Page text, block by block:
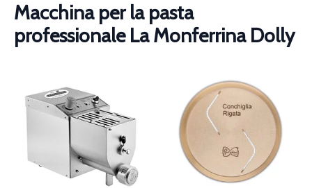
Macchina per la pasta
professionale La Monferrina Dolly